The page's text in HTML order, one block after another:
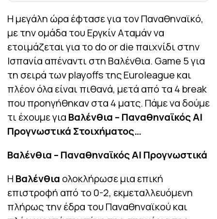
Η μεγάλη ώρα έφτασε για τον Παναθηναϊκό,
με την ομάδα του Εργκίν Αταμάν να
ετοιμάζεται για το do or die παιχνίδι στην
Ισπανία απέναντι στη Βαλένθια. Game 5 για
τη σειρά των playoffs της Euroleague και
πλέον όλα είναι πιθανά, μετά από τα 4 break
που προηγήθηκαν στα 4 ματς. Πάμε να δούμε
τι έχουμε για Βαλένθια – Παναθηναϊκός AI
Προγνωστικά Στοιχήματος…
Βαλένθια – Παναθηναϊκός AI Προγνωστικά
Η Βαλένθια ολοκλήρωσε μια επική
επιστροφή από το 0-2, εκμεταλλευόμενη
πλήρως την έδρα του Παναθηναϊκού και